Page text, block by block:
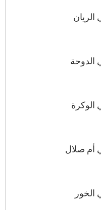
أم صلال